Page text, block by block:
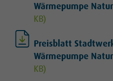
Wärmepumpe
KB)
Preisblatt
Wärmepumpe
KB)